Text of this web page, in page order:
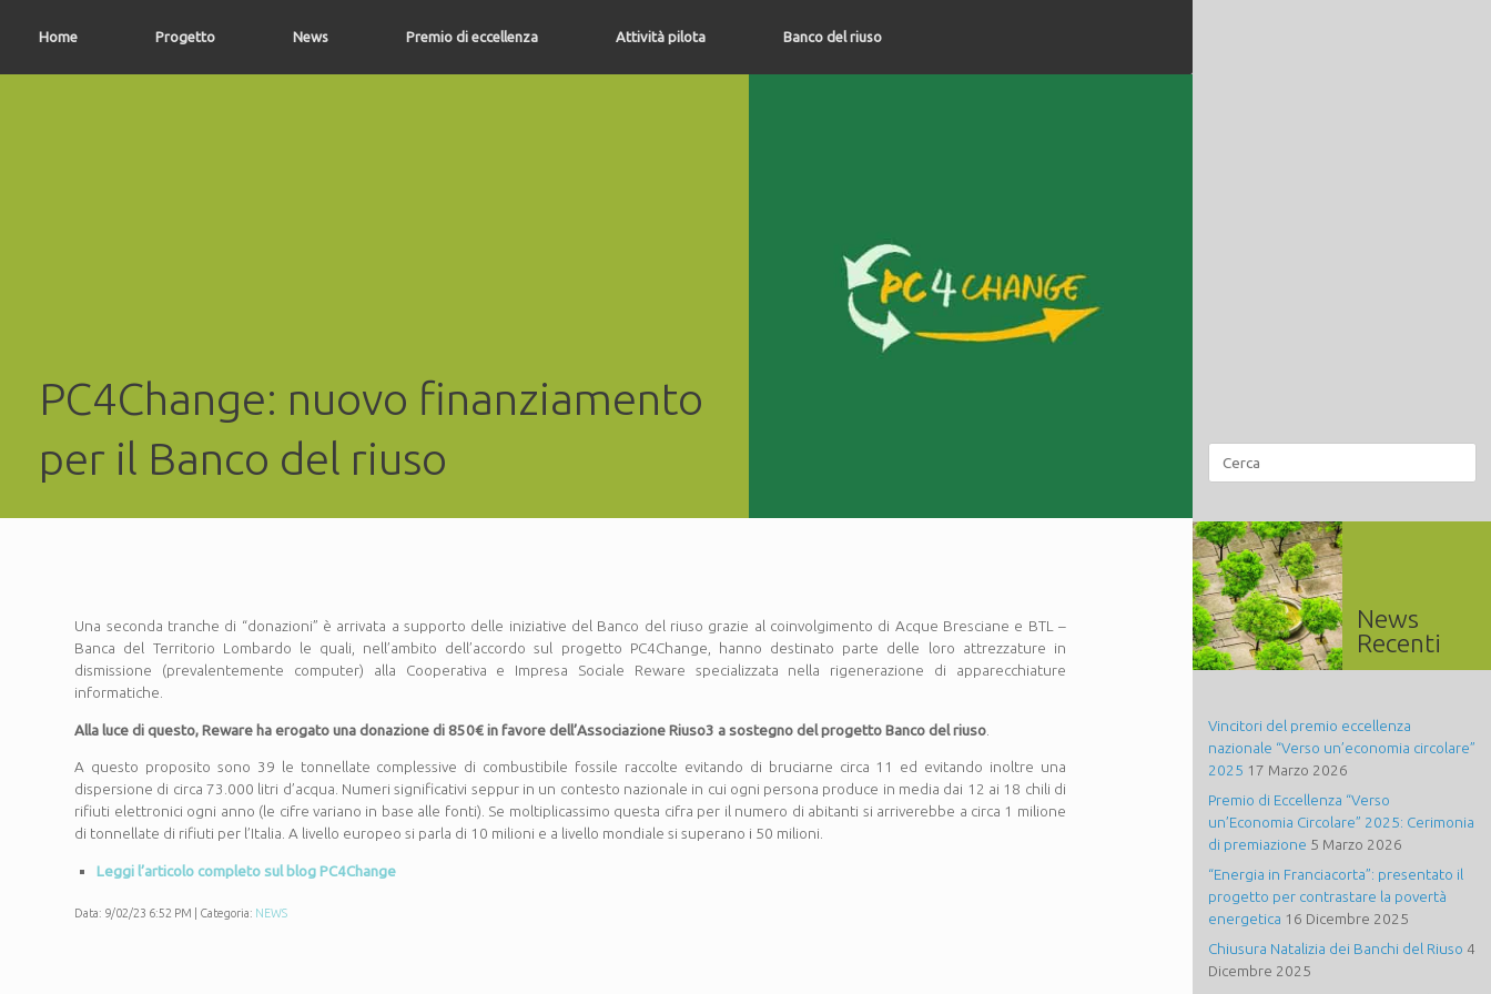
Home Progetto News Premio di eccellenza Attività pilota Banco del riuso
PC4Change: nuovo finanziamento
per il Banco del riuso
Una seconda tranche di “donazioni” è arrivata a supporto delle iniziative del Banco del riuso grazie al coinvolgimento di Acque Bresciane e BTL –
Banca del Territorio Lombardo le quali, nell’ambito dell’accordo sul progetto PC4Change, hanno destinato parte delle loro attrezzature in
dismissione (prevalentemente computer) alla Cooperativa e Impresa Sociale Reware specializzata nella rigenerazione di apparecchiature
informatiche.
Alla luce di questo, Reware ha erogato una donazione di 850€ in favore dell’Associazione Riuso3 a sostegno del progetto Banco del riuso
A questo proposito sono 39 le tonnellate complessive di combustibile fossile raccolte evitando di bruciarne circa 11 ed evitando inoltre una
dispersione di circa 73.000 litri d’acqua. Numeri significativi seppur in un contesto nazionale in cui ogni persona produce in media dai 12 ai 18 chili di
rifiuti elettronici ogni anno (le cifre variano in base alle fonti). Se moltiplicassimo questa cifra per il numero di abitanti si arriverebbe a circa 1 milione
di tonnellate di rifiuti per l’Italia. A livello europeo si parla di 10 milioni e a livello mondiale si superano i 50 milioni.
Leggi l’articolo completo sul blog PC4Change
Data: 9/02/23 6:52 PM | Categoria: NEWS
News
Recenti
Vincitori del premio eccellenza
nazionale “Verso un’economia circolare”
2025 17 Marzo 2026
Premio di Eccellenza “Verso
un’Economia Circolare” 2025: Cerimonia
di premiazione 5 Marzo 2026
“Energia in Franciacorta”: presentato il
progetto per contrastare la povertà
energetica 16 Dicembre 2025
Chiusura Natalizia dei Banchi del Riuso 4
Dicembre 2025